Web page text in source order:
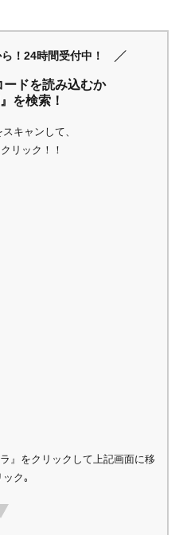
！24時間受付中！
ドを読み込むか
を検索！
キャンして、
リック！！
』をクリックして上記画面に移
ク｡